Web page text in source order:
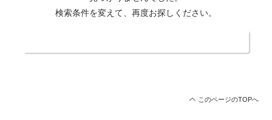
検索条件を変えて、再度お探しください。
このページのTOPへ